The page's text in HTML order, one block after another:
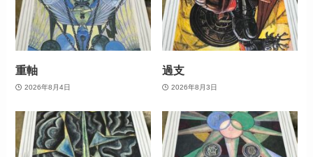
重軸
2026年8月4日
過支
2026年8月3日